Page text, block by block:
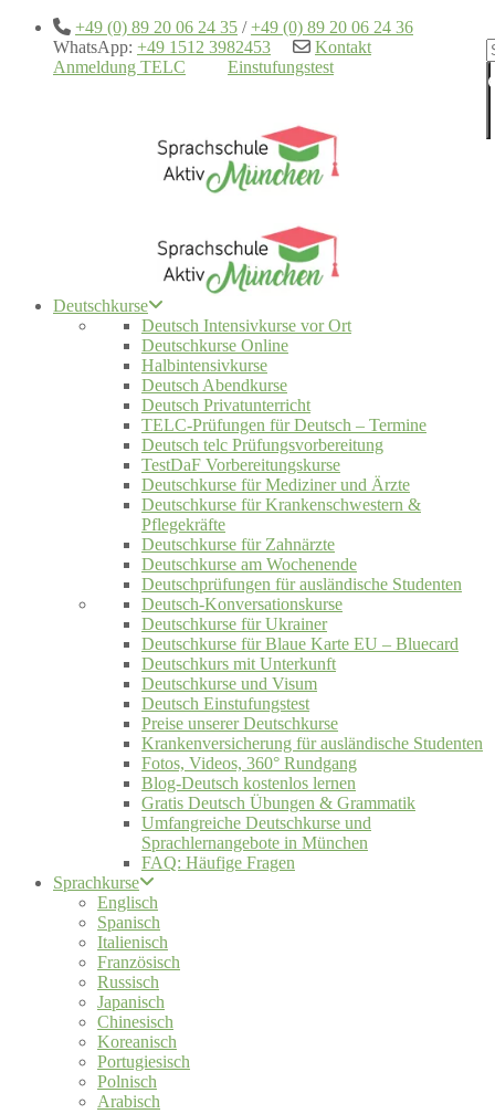
+49 (0) 89 20 06 24 35 /+49 (0) 89 20 06 24 36
WhatsApp: +49 1512 3982453
Kontakt
Anmeldung TELC
Einstufungstest
Deutschkurse
Deutsch Intensivkurse vor Ort
Deutschkurse Online
Halbintensivkurse
Deutsch Abendkurse
Deutsch Privatunterricht
TELC-Prüfungen für Deutsch – Termine
Deutsch telc Prüfungsvorbereitung
TestDaF Vorbereitungskurse
Deutschkurse für Mediziner und Ärzte
Deutschkurse für Krankenschwestern &
Pflegekräfte
Deutschkurse für Zahnärzte
Deutschkurse am Wochenende
Deutschprüfungen für ausländische Studenten
Deutsch-Konversationskurse
Deutschkurse für Ukrainer
Deutschkurse für Blaue Karte EU – Bluecard
Deutschkurs mit Unterkunft
Deutschkurse und Visum
Deutsch Einstufungstest
Preise unserer Deutschkurse
Krankenversicherung für ausländische Studenten
Fotos, Videos, 360° Rundgang
Blog-Deutsch kostenlos lernen
Gratis Deutsch Übungen & Grammatik
Umfangreiche Deutschkurse und
Sprachlernangebote in München
FAQ: Häufige Fragen
Sprachkurse
Englisch
Spanisch
Italienisch
Französisch
Russisch
Japanisch
Chinesisch
Koreanisch
Portugiesisch
Polnisch
Arabisch